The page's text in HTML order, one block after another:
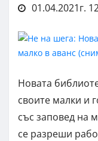
01.04.2021г.
Новата
своите малки и
със заповед на
се разреши